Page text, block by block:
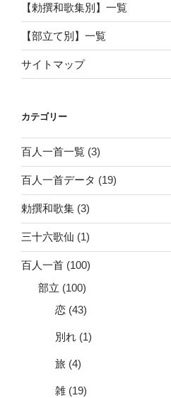
【勅撰和歌集別】一覧
【部立て別】一覧
サイトマップ
カテゴリー
百人一首一覧 (3)
百人一首データ (19)
勅撰和歌集 (3)
三十六歌仙 (1)
百人一首 (100)
部立 (100)
恋 (43)
別れ (1)
旅 (4)
雑 (19)